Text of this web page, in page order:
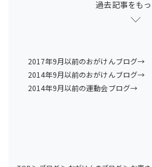
過去記事をも
2017年9月以前のおがけんブログ→
2014年9月以前のおがけんブログ→
2014年9月以前の運動会ブログ→